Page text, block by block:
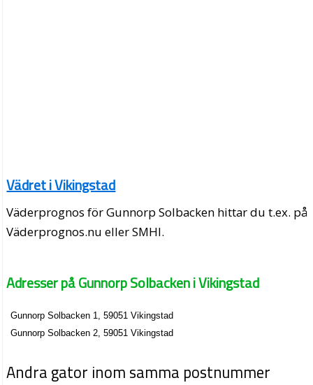
Vädret i Vikingstad
Väderprognos för Gunnorp Solbacken hittar du t.ex. på
Väderprognos.nu eller SMHI.
Adresser på Gunnorp Solbacken i Vikingstad
Gunnorp Solbacken 1, 59051 Vikingstad
Gunnorp Solbacken 2, 59051 Vikingstad
Andra gator inom samma postnummer